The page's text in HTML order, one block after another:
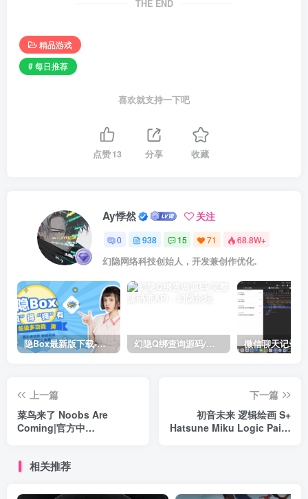
THE END
精品游戏
# 每日推荐
喜欢就支持一下吧
点赞13 分享 收藏
Ay悸然 关注
0 938 15 71 68.8W+
幻隐网络科技创始人，开发兼创作优化.
隐Box最新版下载-极致模式 幻隐Q绑查询源码/完整源码带API
上一篇
菜鸟来了 Noobs Are
Coming|官方中
下一篇
初音未来 逻辑绘画 S+
Hatsune Miku Logic Paint
相关推荐